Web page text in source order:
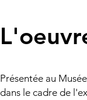
Présentée au
dans le cadre de